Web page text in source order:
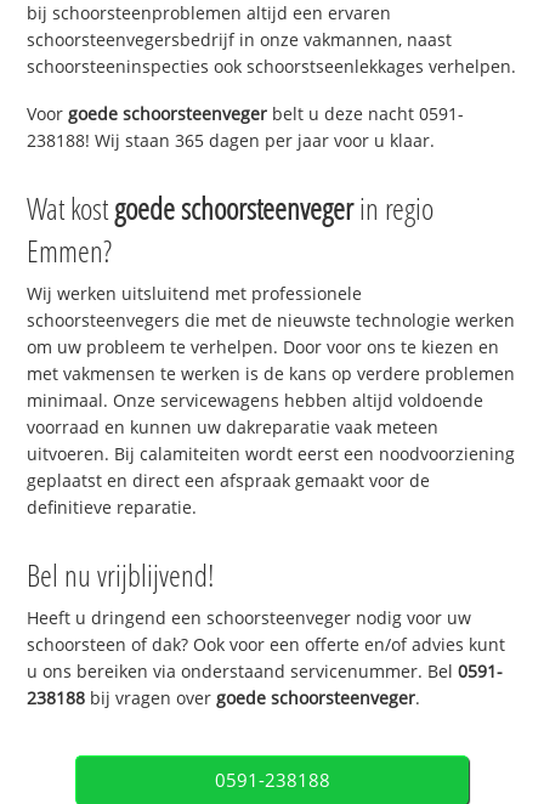
bij schoorsteenproblemen altijd een ervaren
schoorsteenvegersbedrijf in onze vakmannen, naast
schoorsteeninspecties ook schoorstseenlekkages verhelpen.
Voorgoede schoorsteenveger belt u deze nacht 0591-
238188! Wij staan 365 dagen per jaar voor u klaar.
Wat kostgoede schoorsteenvegerin regio
Emmen?
Wij werken uitsluitend met professionele
schoorsteenvegers die met de nieuwste technologie werken
om uw probleem te verhelpen. Door voor ons te kiezen en
met vakmensen te werken is de kans op verdere problemen
minimaal. Onze servicewagens hebben altijd voldoende
voorraad en kunnen uw dakreparatie vaak meteen
uitvoeren. Bij calamiteiten wordt eerst een noodvoorziening
geplaatst en direct een afspraak gemaakt voor de
definitieve reparatie.
Bel nu vrijblijvend!
Heeft u dringend een schoorsteenveger nodig voor uw
schoorsteen of dak? Ook voor een offerte en/of advies kunt
u ons bereiken via onderstaand servicenummer. Bel0591-
238188 bij vragen over goede schoorsteenveger.
0591-238188